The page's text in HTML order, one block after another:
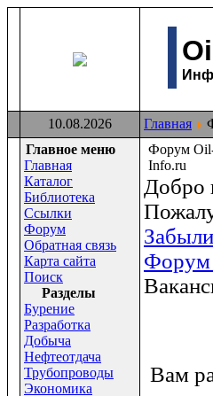
10.08.2026 Главная
Главное меню
Главная
Каталог
Библиотека
Ссылки
Форум
Обратная связь
Карта сайта
Поиск
Раздeлы
Бурение
Разработка
Добыча
Нефтеотдача
Трубопроводы
Экономика
Форум
Info.ru
Добро
Форум
Вам